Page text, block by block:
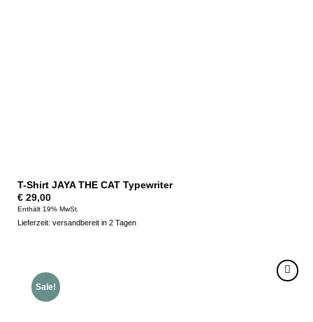
T-Shirt JAYA THE CAT Typewriter
€29,00
Enthält 19% MwSt.
Lieferzeit: versandbereit in 2 Tagen
Sale!